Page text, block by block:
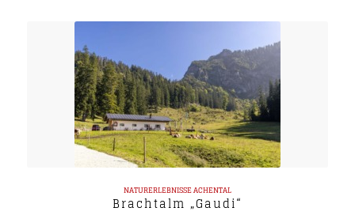
NATURERLEBNISSEACHENTAL
Brachtalm „Gaudi“